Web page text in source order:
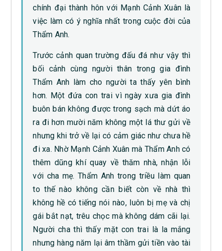
chính đại thành hôn với Mạnh Cảnh Xuân là
việc làm có ý nghĩa nhất trong cuộc đời của
Thẩm Anh.
Trước cảnh quan trường đấu đá như vậy thì
bối cảnh cùng người thân trong gia đình
Thẩm Anh làm cho người ta thấy yên bình
hơn. Một đứa con trai vì ngày xưa gia đình
buôn bán không được trong sạch mà dứt áo
ra đi hơn mười năm không một lá thư gửi về
nhưng khi trở về lại có cảm giác như chưa hề
đi xa. Nhờ Mạnh Cảnh Xuân mà Thẩm Anh có
thêm dũng khí quay về thăm nhà, nhận lỗi
với cha mẹ. Thẩm Anh trong triều làm quan
to thế nào không cần biết còn về nhà thì
không hề có tiếng nói nào, luôn bị mẹ và chị
gái bắt nạt, trêu chọc mà không dám cãi lại.
Người cha thì thấy mặt con trai là la mắng
nhưng hàng năm lại âm thầm gửi tiền vào tài